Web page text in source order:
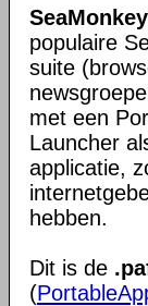
populaire
suite
met een
Launcher
applicatie,
hebben.
Dit is de
(